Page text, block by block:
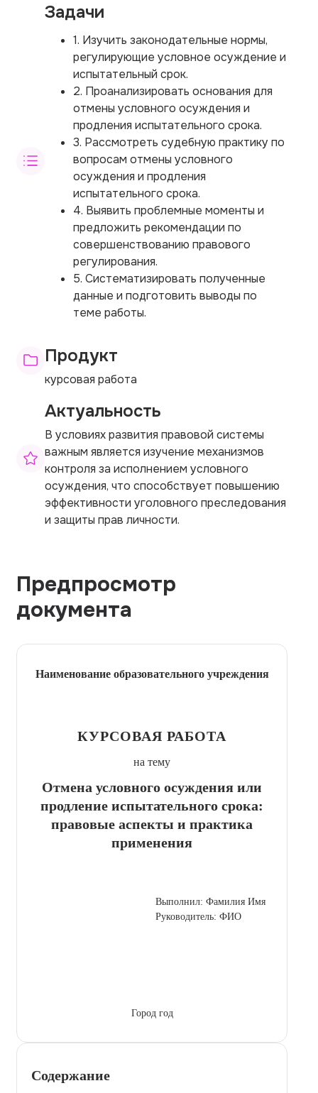
Задачи
1. Изучить законодательные нормы,
регулирующие условное осуждение и
испытательный срок.
2. Проанализировать основания для
отмены условного осуждения и
продления испытательного срока.
3. Рассмотреть судебную практику по
вопросам отмены условного
осуждения и продления
испытательного срока.
4. Выявить проблемные моменты и
предложить рекомендации по
совершенствованию правового
регулирования.
5. Систематизировать полученные
данные и подготовить выводы по
теме работы.
Продукт
курсовая работа
Актуальность
В условиях развития правовой системы
важным является изучение механизмов
контроля за исполнением условного
осуждения, что способствует повышению
эффективности уголовного преследования
и защиты прав личности.
Предпросмотр
документа
Наименование образовательного учреждения
КУРСОВАЯ РАБОТА
на тему
Отмена условного осуждения или
продление испытательного срока:
правовые аспекты и практика
применения
Выполнил: Фамилия Имя
Руководитель: ФИО
Город год
Содержание